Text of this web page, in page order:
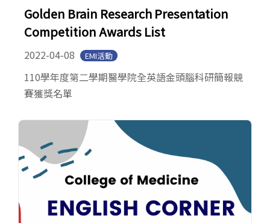
Golden Brain Research Presentation
Competition Awards List
2022-04-08 EMI活動
110學年度第二學期醫學院全英語金頭腦科研簡報競
賽獲獎名單